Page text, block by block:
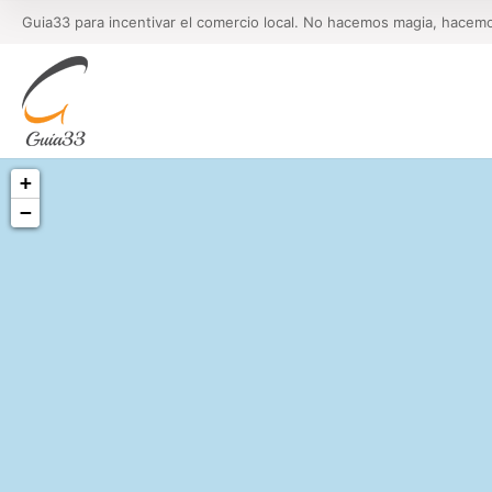
Guia33 para incentivar el comercio local. No hacemos magia,
+
−